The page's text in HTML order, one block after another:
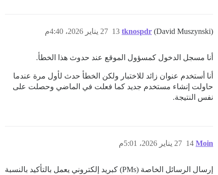
tknospdr (David Muszynski) 27 يناير 2026، 4:40م 13
أنا مسجل الدخول كمسؤول الموقع عند حدوث هذا الخطأ.
أنا أستخدم عنوان زائد للاختبار ولكن الخطأ حدث لأول مرة عندما
حاولت إنشاء مستخدم جديد كما فعلت في الماضي وحصلت على
نفس النتيجة.
Moin 27 يناير 2026، 5:01م 14
إرسال الرسائل الخاصة (PMs) كبريد إلكتروني يعمل بالتأكيد بالنسبة